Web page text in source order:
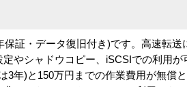
証・データ復旧付き)です。高速転送
やシャドウコピー、iSCSIでの利用
3年)と150万円までの作業費用が無償